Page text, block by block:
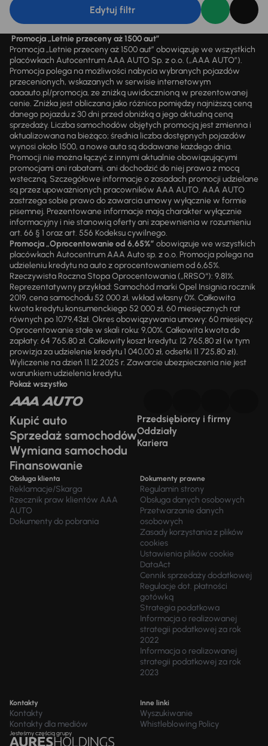
Edytuj filtr
Promocja „Letnie przeceny aż 1500 aut”
Promocja „Letnie przeceny aż 1500 aut” obowiązuje we wszystkich
placówkach Autocentrum AAA AUTO Sp. z o.o. („AAA AUTO”).
Promocja polega na możliwości nabycia wybranych pojazdów
przecenionych, wskazanych w serwisie internetowym
aaaauto.pl/promocja, ze zniżką uwidocznioną w prezentowanej
cenie. Zniżka jest obliczana jako różnica pomiędzy najniższą ceną
danego pojazdu z 30 dni przed obniżką a jego aktualną ceną
sprzedaży. Liczba samochodów objętych promocją jest zmienna i
aktualizowana na bieżąco; średnia liczba dostępnych pojazdów
wynosi około 1500, a nowe auta są dodawane każdego dnia.
Promocji nie można łączyć z innymi aktualnie obowiązującymi
promocjami ani rabatami, ani dochodzić do niej prawa z mocą
wsteczną. Szczegółowe informacje o zasadach promocji udzielane
są przez upoważnionych pracowników AAA AUTO. AAA AUTO
zastrzega sobie prawo do zawarcia umowy wyłącznie w formie
pisemnej. Prezentowane informacje mają charakter wyłącznie
informacyjny i nie stanowią oferty ani zapewnienia w rozumieniu
art. 66 § 1 oraz art. 556 Kodeksu cywilnego.
Promocja „Oprocentowanie od 6,65%” obowiązuje we wszystkich
placówkach Autocentrum AAA Auto sp. z o.o. Promocja polega na
udzieleniu kredytu na auto z oprocentowaniem od 6,65%.
Rzeczywista Roczna Stopa Oprocentowania („RRSO“): 9,81%.
Reprezentatywny przykład: Samochód marki Opel Insignia rocznik
2019, cena samochodu 52 000 zł, wkład własny 0%. Całkowita
kwota kredytu konsumenckiego 52 000 zł, 60 miesięcznych rat
równych po 1079,43zł. Okres obowiązywania umowy: 60 miesięcy.
Oprocentowanie stałe w skali roku: 9,00%. Całkowita kwota do
zapłaty: 64 765,80 zł. Całkowity koszt kredytu: 12 765,80 zł (w tym
prowizja za udzielenie kredytu 1 040,00 zł, odsetki 11 725,80 zł).
Wyliczenie na dzień 11.12.2025 r. Zawarcie ubezpieczenia nie jest
warunkiem udzielenia kredytu.
Pokaż wszystko
Kupić auto
Sprzedaż samochodów
Wymiana samochodu
Finansowanie
Przedsiębiorcy i firmy
Oddziały
Kariera
Obsługa klienta
Reklamacje/Skarga
Rzecznik praw klientów AAA
AUTO
Dokumenty do pobrania
Dokumenty prawne
Regulamin strony
Obsługa danych osobowych
Przetwarzanie danych
osobowych
Zasady korzystania z plików
cookies
Ustawienia plików cookie
DataAct
Cennik sprzedaży dodatkowej
Regulacje dot. płatności
gotówką
Strategia podatkowa
Informacja o realizowanej
strategii podatkowej za rok
2022
Informacja o realizowanej
strategii podatkowej za rok
2023
Kontakty
Kontakty
Kontakty dla mediów
Inne linki
Wyszukiwanie
Whistleblowing Policy
Jesteśmy częścią grupy